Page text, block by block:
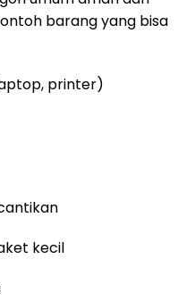
barang yang bisa
printer)
kecil